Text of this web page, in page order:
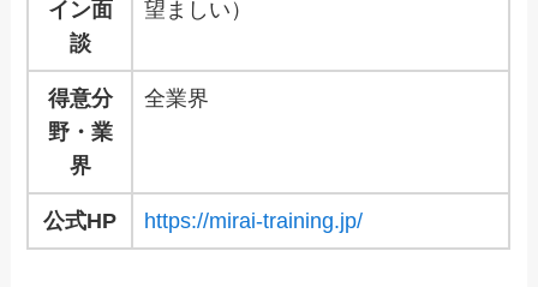
イン面
談
望ましい）
得意分
野・業
界
全業界
公式HP https://mirai-training.jp/